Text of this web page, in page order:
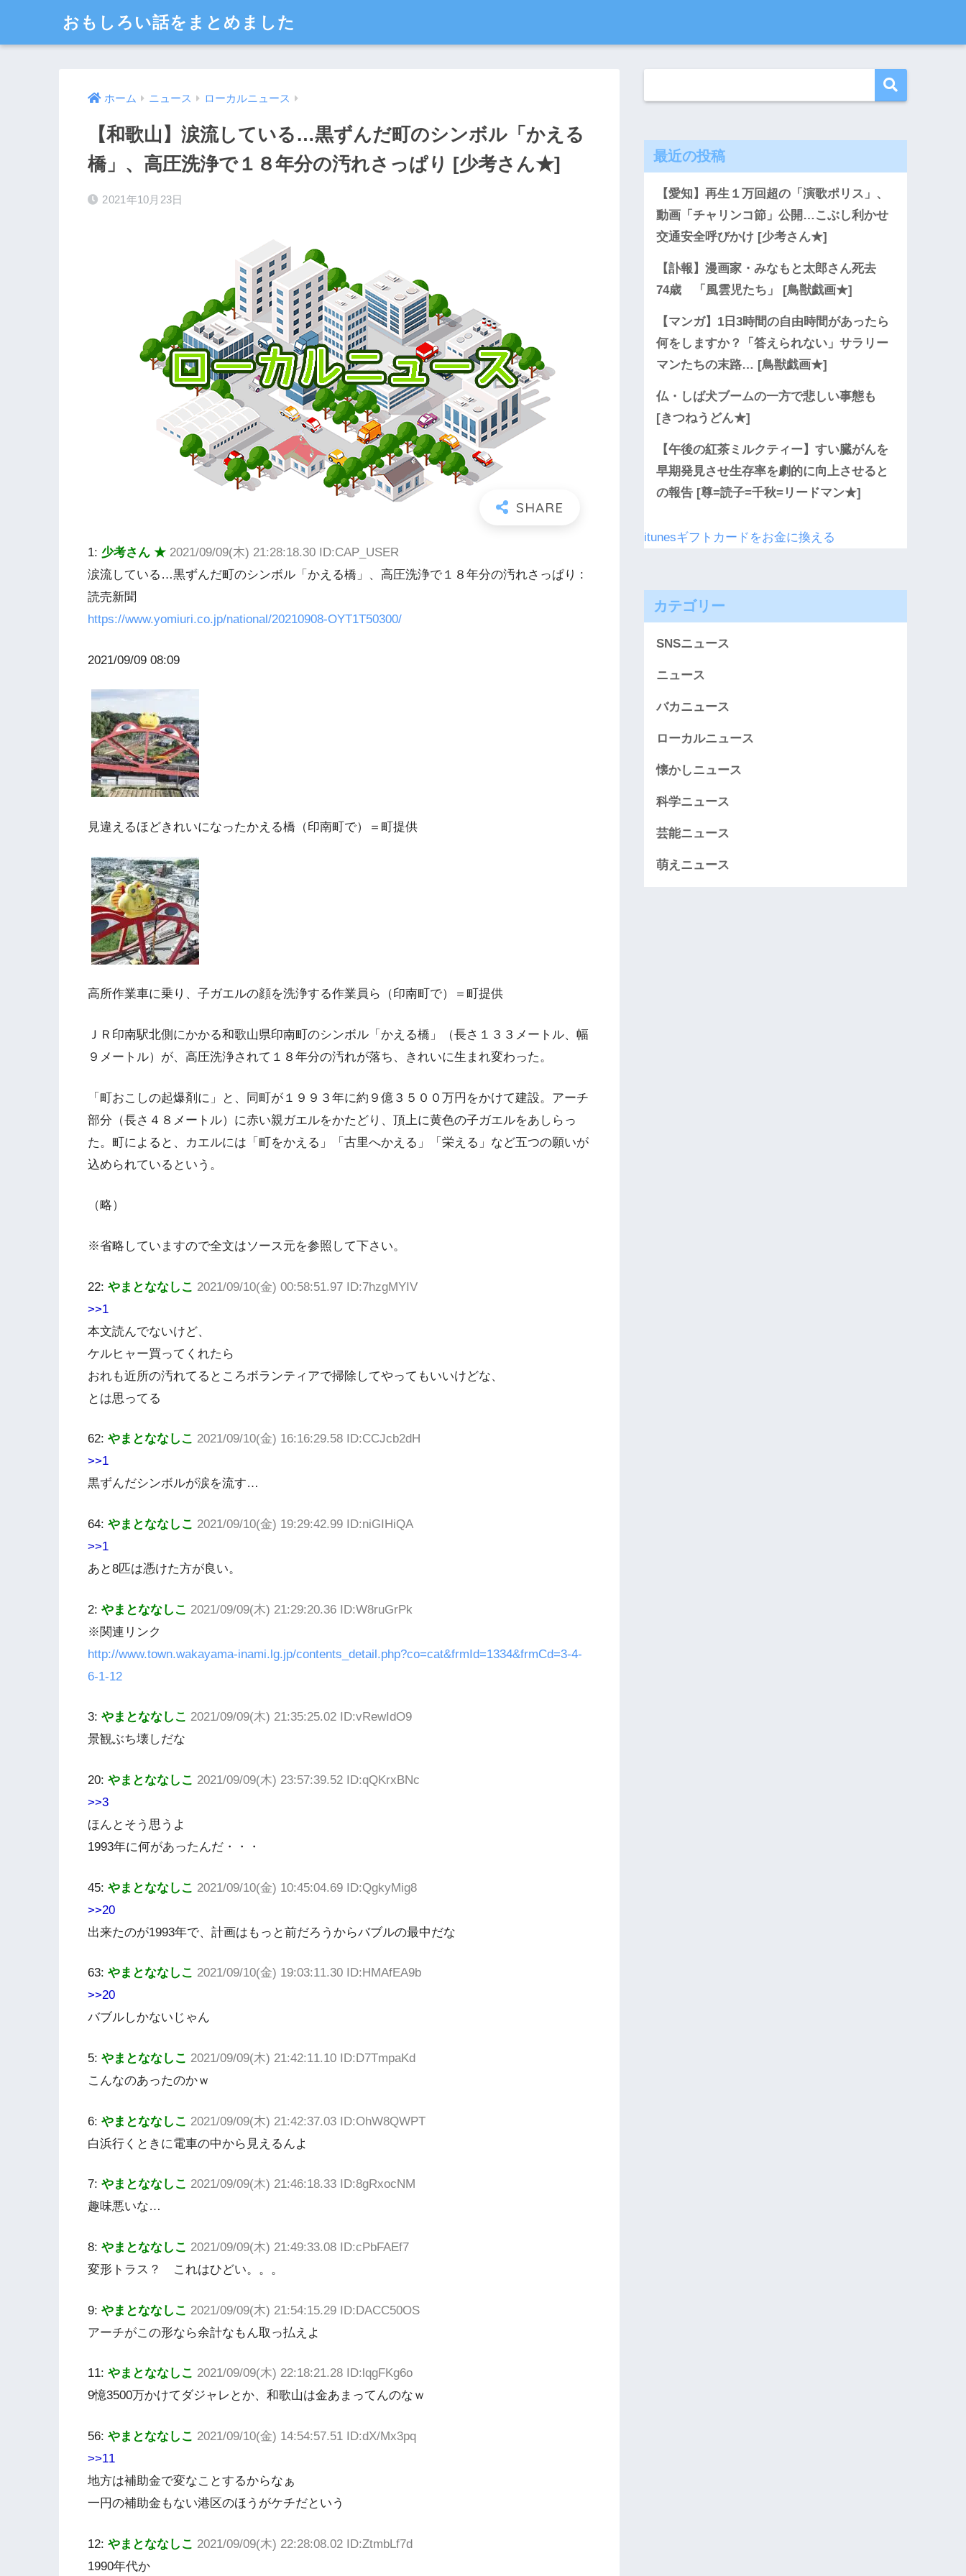
おもしろい話をまとめました
ホーム ニュース ローカルニュース
【和歌山】涙流している…黒ずんだ町のシンボル「かえる
橋」、高圧洗浄で１８年分の汚れさっぱり [少考さん★]
2021年10月23日
1: 少考さん ★ 2021/09/09(木) 21:28:18.30 ID:CAP_USER
涙流している…黒ずんだ町のシンボル「かえる橋」、高圧洗浄で１８年分の汚れさっぱり :
読売新聞
https://www.yomiuri.co.jp/national/20210908-OYT1T50300/
2021/09/09 08:09
見違えるほどきれいになったかえる橋（印南町で）＝町提供
高所作業車に乗り、子ガエルの顔を洗浄する作業員ら（印南町で）＝町提供
ＪＲ印南駅北側にかかる和歌山県印南町のシンボル「かえる橋」（長さ１３３メートル、幅
９メートル）が、高圧洗浄されて１８年分の汚れが落ち、きれいに生まれ変わった。
「町おこしの起爆剤に」と、同町が１９９３年に約９億３５００万円をかけて建設。アーチ
部分（長さ４８メートル）に赤い親ガエルをかたどり、頂上に黄色の子ガエルをあしらっ
た。町によると、カエルには「町をかえる」「古里へかえる」「栄える」など五つの願いが
込められているという。
（略）
※省略していますので全文はソース元を参照して下さい。
22: やまとななしこ 2021/09/10(金) 00:58:51.97 ID:7hzgMYIV
>>1
本文読んでないけど、
ケルヒャー買ってくれたら
おれも近所の汚れてるところボランティアで掃除してやってもいいけどな、
とは思ってる
62: やまとななしこ 2021/09/10(金) 16:16:29.58 ID:CCJcb2dH
>>1
黒ずんだシンボルが涙を流す…
64: やまとななしこ 2021/09/10(金) 19:29:42.99 ID:niGIHiQA
>>1
あと8匹は憑けた方が良い。
2: やまとななしこ 2021/09/09(木) 21:29:20.36 ID:W8ruGrPk
※関連リンク
http://www.town.wakayama-inami.lg.jp/contents_detail.php?co=cat&frmId=1334&frmCd=3-4-
6-1-12
3: やまとななしこ 2021/09/09(木) 21:35:25.02 ID:vRewIdO9
景観ぶち壊しだな
20: やまとななしこ 2021/09/09(木) 23:57:39.52 ID:qQKrxBNc
>>3
ほんとそう思うよ
1993年に何があったんだ・・・
45: やまとななしこ 2021/09/10(金) 10:45:04.69 ID:QgkyMig8
>>20
出来たのが1993年で、計画はもっと前だろうからバブルの最中だな
63: やまとななしこ 2021/09/10(金) 19:03:11.30 ID:HMAfEA9b
>>20
バブルしかないじゃん
5: やまとななしこ 2021/09/09(木) 21:42:11.10 ID:D7TmpaKd
こんなのあったのかｗ
6: やまとななしこ 2021/09/09(木) 21:42:37.03 ID:OhW8QWPT
白浜行くときに電車の中から見えるんよ
7: やまとななしこ 2021/09/09(木) 21:46:18.33 ID:8gRxocNM
趣味悪いな…
8: やまとななしこ 2021/09/09(木) 21:49:33.08 ID:cPbFAEf7
変形トラス？ これはひどい。。。
9: やまとななしこ 2021/09/09(木) 21:54:15.29 ID:DACC50OS
アーチがこの形なら余計なもん取っ払えよ
11: やまとななしこ 2021/09/09(木) 22:18:21.28 ID:lqgFKg6o
9憶3500万かけてダジャレとか、和歌山は金あまってんのなｗ
56: やまとななしこ 2021/09/10(金) 14:54:57.51 ID:dX/Mx3pq
>>11
地方は補助金で変なことするからなぁ
一円の補助金もない港区のほうがケチだという
12: やまとななしこ 2021/09/09(木) 22:28:08.02 ID:ZtmbLf7d
1990年代か
最近の投稿
【愛知】再生１万回超の「演歌ポリス」、
動画「チャリンコ節」公開…こぶし利かせ
交通安全呼びかけ [少考さん★]
【訃報】漫画家・みなもと太郎さん死去
74歳 「風雲児たち」 [鳥獣戯画★]
【マンガ】1日3時間の自由時間があったら
何をしますか？「答えられない」サラリー
マンたちの末路… [鳥獣戯画★]
仏・しば犬ブームの一方で悲しい事態も
[きつねうどん★]
【午後の紅茶ミルクティー】すい臓がんを
早期発見させ生存率を劇的に向上させると
の報告 [尊=読子=千秋=リードマン★]
itunesギフトカードをお金に換える
カテゴリー
SNSニュース
ニュース
バカニュース
ローカルニュース
懐かしニュース
科学ニュース
芸能ニュース
萌えニュース